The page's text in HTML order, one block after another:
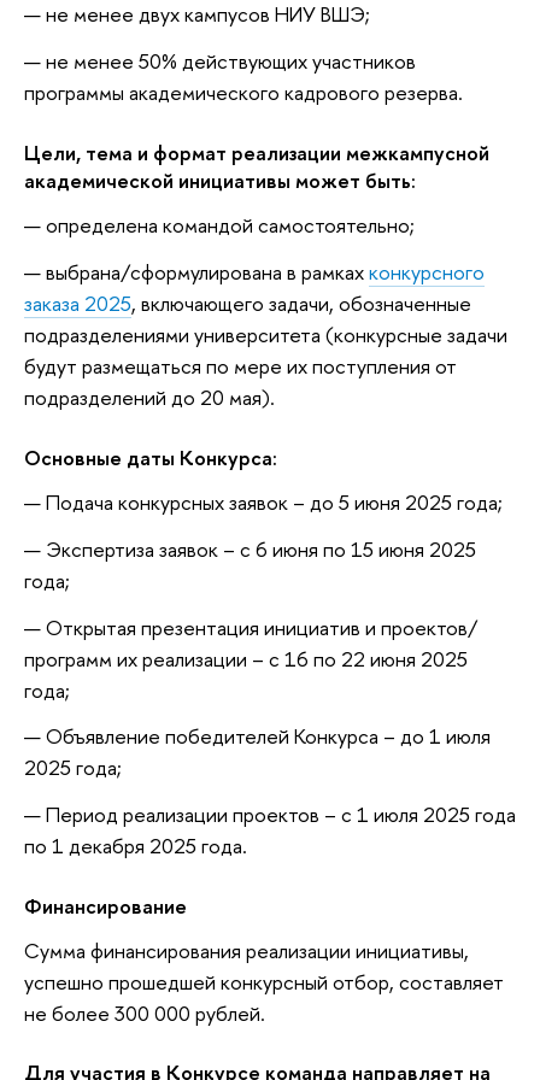
не менее двух кампусов НИУ ВШЭ;
не менее 50% действующих участников
программы академического кадрового резерва.
Цели, тема и формат реализации межкампусной
академической инициативы может быть:
определена командой самостоятельно;
выбрана/сформулирована в рамкахконкурсного
заказа 2025, включающего задачи, обозначенные
подразделениями университета (конкурсные задачи
будут размещаться по мере их поступления от
подразделений до 20 мая).
Основные даты Конкурса:
Подача конкурсных заявок – до 5 июня 2025 года;
Экспертиза заявок – с 6 июня по 15 июня 2025
года;
Открытая презентация инициатив и проектов/
программ их реализации – с 16 по 22 июня 2025
года;
Объявление победителей Конкурса – до 1 июля
2025 года;
Период реализации проектов – с 1 июля 2025 года
по 1 декабря 2025 года.
Финансирование
Сумма финансирования реализации инициативы,
успешно прошедшей конкурсный отбор, составляет
не более 300 000 рублей.
Для участия в Конкурсе команда направляет на